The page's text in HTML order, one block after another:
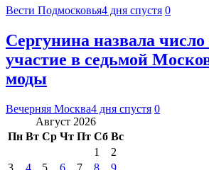
Вести Подмосковья4 дня спустя 0
Сергунина назвала число
участие в седьмой
моды
Вечерняя Москва4 дня спустя 0
Август 2026
Пн Вт Ср Чт Пт Сб Вс
1
2
3
4 5 6 7 8
9